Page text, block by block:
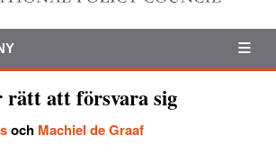
att försvara sig
och Machiel de Graaf